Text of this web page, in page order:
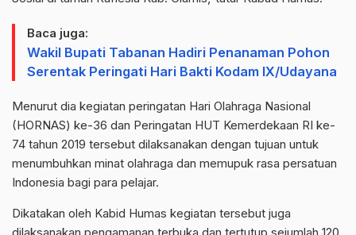
Baca juga:
Wakil Bupati Tabanan Hadiri Penanaman Pohon
Serentak Peringati Hari Bakti Kodam IX/Udayana
Menurut dia kegiatan peringatan Hari Olahraga Nasional
(HORNAS) ke-36 dan Peringatan HUT Kemerdekaan RI ke-
74 tahun 2019 tersebut dilaksanakan dengan tujuan untuk
menumbuhkan minat olahraga dan memupuk rasa persatuan
Indonesia bagi para pelajar.
Dikatakan oleh Kabid Humas kegiatan tersebut juga